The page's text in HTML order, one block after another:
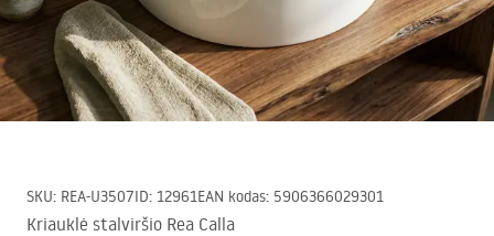
SKU: REA-U3507ID: 12961EAN kodas: 5906366029301
Kriauklė stalviršio Rea Calla